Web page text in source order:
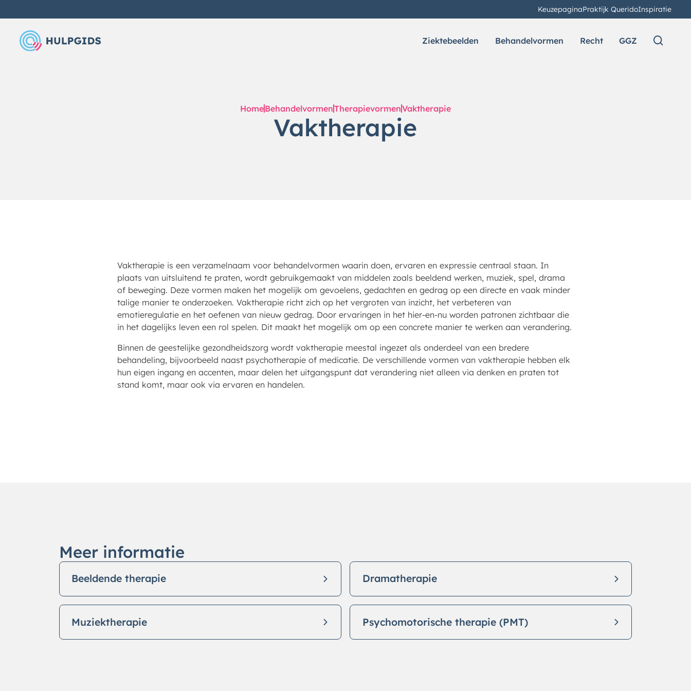
KeuzepaginaPraktijk QueridoInspiratie
Ziektebeelden Behandelvormen Recht GGZ
HomeBehandelvormenTherapievormenVaktherapie
Vaktherapie
Vaktherapie is een verzamelnaam voor behandelvormen waarin doen, ervaren en expressie centraal staan. In
plaats van uitsluitend te praten, wordt gebruikgemaakt van middelen zoals beeldend werken, muziek, spel, drama
of beweging. Deze vormen maken het mogelijk om gevoelens, gedachten en gedrag op een directe en vaak minder
talige manier te onderzoeken. Vaktherapie richt zich op het vergroten van inzicht, het verbeteren van
emotieregulatie en het oefenen van nieuw gedrag. Door ervaringen in het hier-en-nu worden patronen zichtbaar die
in het dagelijks leven een rol spelen. Dit maakt het mogelijk om op een concrete manier te werken aan verandering.
Binnen de geestelijke gezondheidszorg wordt vaktherapie meestal ingezet als onderdeel van een bredere
behandeling, bijvoorbeeld naast psychotherapie of medicatie. De verschillende vormen van vaktherapie hebben elk
hun eigen ingang en accenten, maar delen het uitgangspunt dat verandering niet alleen via denken en praten tot
stand komt, maar ook via ervaren en handelen.
Meer informatie
Beeldende therapie Dramatherapie
Muziektherapie Psychomotorische therapie (PMT)